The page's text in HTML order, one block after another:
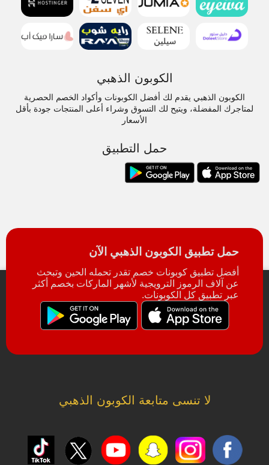
الكوبون الذهبي
الكوبون الذهبي يقدم لك أفضل الكوبونات وأكواد الخصم الحصرية
لمتاجرك المفضلة، ويتيح لك التسوق وشراء أعلى المنتجات جودة بأقل
الأسعار
حمل التطبيق
حمل تطبيق الكوبون الذهبي الآن
أفضل تطبيق كوبونات خصم تقدر تحمله الحين وتبحث
عن آلاف الرموز الترويجية لأشهر الماركات بخصم أكثر
عبر تطبيق كل الكوبونات.
لا تنسى متابعة الكوبون الذهبي